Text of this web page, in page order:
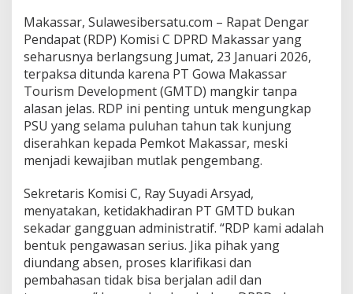
d
a
R
D
P
,
P
e
m
k
o
A
c
a
n
g
-
A
Makassar, Sulawesibersatu.com – Rapat Dengar
Pendapat (RDP) Komisi C DPRD Makassar yang
seharusnya berlangsung Jumat, 23 Januari 2026,
terpaksa ditunda karena PT Gowa Makassar
Tourism Development (GMTD) mangkir tanpa
alasan jelas. RDP ini penting untuk mengungkap
PSU yang selama puluhan tahun tak kunjung
diserahkan kepada Pemkot Makassar, meski
menjadi kewajiban mutlak pengembang.
Sekretaris Komisi C, Ray Suyadi Arsyad,
menyatakan, ketidakhadiran PT GMTD bukan
sekadar gangguan administratif. “RDP kami adalah
bentuk pengawasan serius. Jika pihak yang
diundang absen, proses klarifikasi dan
pembahasan tidak bisa berjalan adil dan